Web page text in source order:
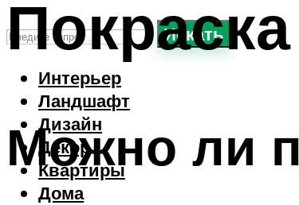
Искать
Интерьер
Ландшафт
Дизайн
Декор
Квартиры
Дома
Можно ли